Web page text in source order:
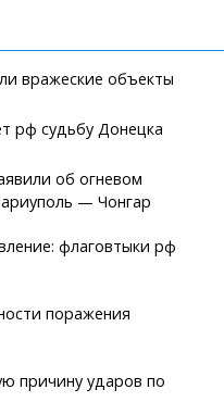
вражеские объекты
рф судьбу Донецка
об огневом
— Чонгар
флаговтыки рф
поражения
причину ударов по